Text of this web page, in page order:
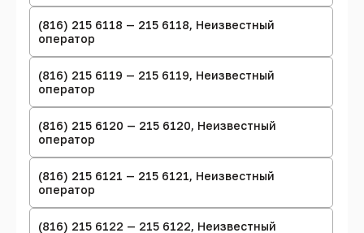
(816) 215 6118 — 215 6118, Неизвестный
оператор
(816) 215 6119 — 215 6119, Неизвестный
оператор
(816) 215 6120 — 215 6120, Неизвестный
оператор
(816) 215 6121 — 215 6121, Неизвестный
оператор
(816) 215 6122 — 215 6122, Неизвестный